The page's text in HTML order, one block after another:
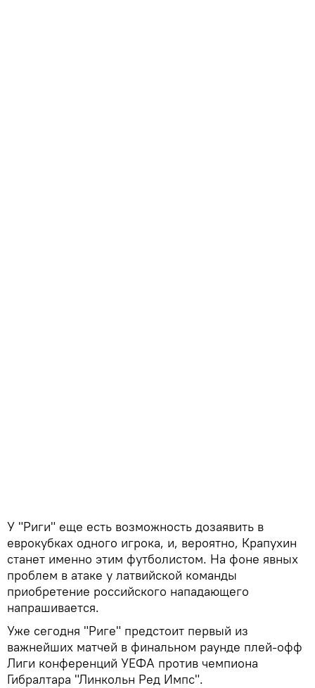
У "Риги" еще есть возможность дозаявить в
еврокубках одного игрока, и, вероятно, Крапухин
станет именно этим футболистом. На фоне явных
проблем в атаке у латвийской команды
приобретение российского нападающего
напрашивается.
Уже сегодня "Риге" предстоит первый из
важнейших матчей в финальном раунде плей-офф
Лиги конференций УЕФА против чемпиона
Гибралтара "Линкольн Ред Импс".